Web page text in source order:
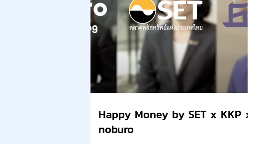
Happy Money by SET x KKP x
noburo